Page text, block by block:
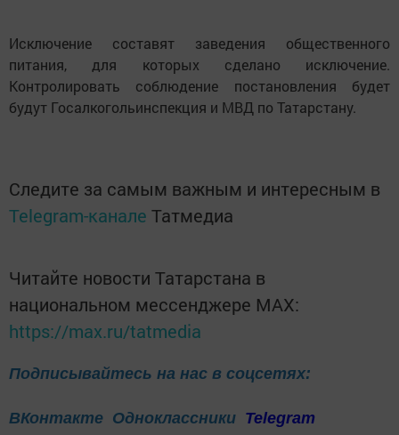
Исключение составят заведения общественного
питания, для которых сделано исключение.
Контролировать соблюдение постановления будет
будут Госалкогольинспекция и МВД по Татарстану.
Следите за самым важным и интересным в
Telegram-канале Татмедиа
Читайте новости Татарстана в
национальном мессенджере MАХ:
https://max.ru/tatmedia
Подписывайтесь на нас в соцсетях:
ВКонтакте Одноклассники Telegram